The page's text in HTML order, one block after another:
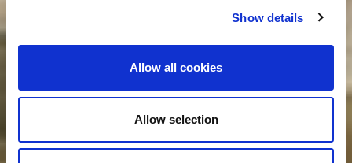
Show details
Allow all cookies
Allow selection